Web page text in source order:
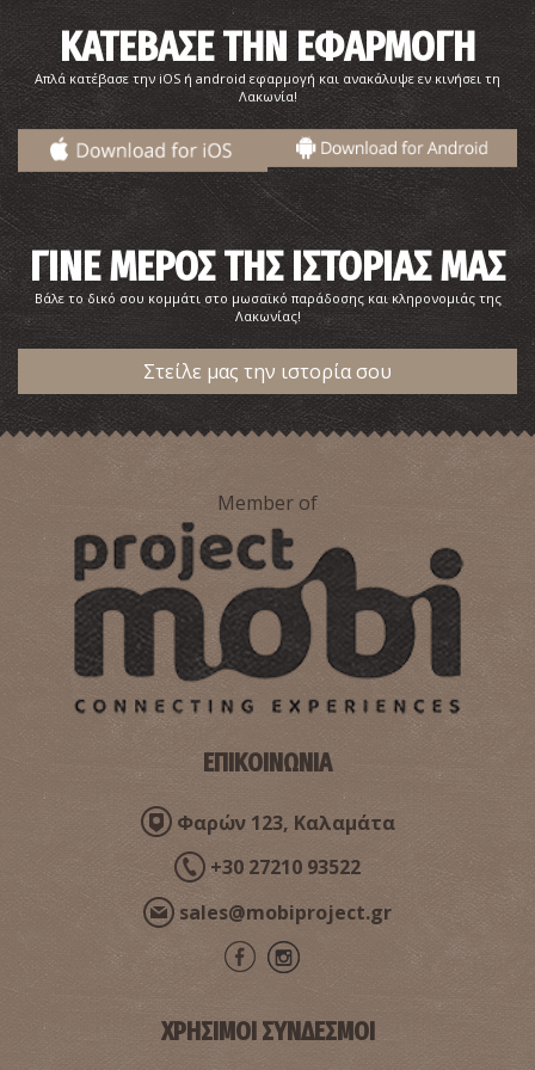
ΚΑΤΕΒΑΣΕ ΤΗΝ ΕΦΑΡΜΟΓΗ
Απλά κατέβασε την iOS ή android εφαρμογή και ανακάλυψε εν κινήσει τη
Λακωνία!
ΓΙΝΕ ΜΕΡΟΣ ΤΗΣ ΙΣΤΟΡΙΑΣ ΜΑΣ
Βάλε το δικό σου κομμάτι στο μωσαϊκό παράδοσης και κληρονομιάς της
Λακωνίας!
Στείλε μας την ιστορία σου
Member of
ΕΠΙΚΟΙΝΩΝΙΑ
Φαρών 123, Καλαμάτα
+30 27210 93522
sales@mobiproject.gr
ΧΡΗΣΙΜΟΙ ΣΥΝΔΕΣΜΟΙ